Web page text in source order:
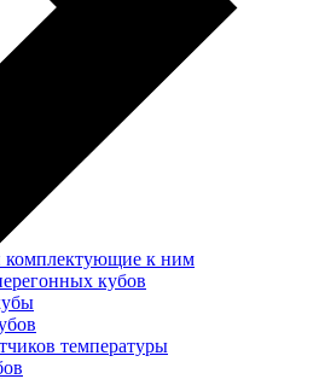
комплектующие к ним
кубов
температуры